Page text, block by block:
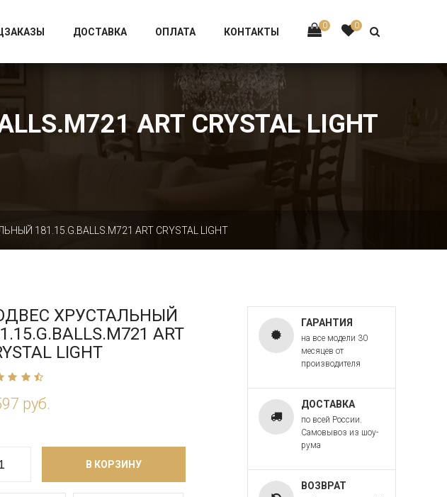
0 0
ДОСТАВКА ОПЛАТА КОНТАКТЫ
ART CRYSTAL LIGHT
181.15.G.BALLS.M721 ART CRYSTAL LIGHT
ХРУСТАЛЬНЫЙ
ART
LIGHT
руб.
В КОРЗИНУ
ГАРАНТИЯ
на все модели 30
месяцев от
производителя
ДОСТАВКА
по всей России.
Самовывоз из шоу-
рума
ВОЗВРАТ